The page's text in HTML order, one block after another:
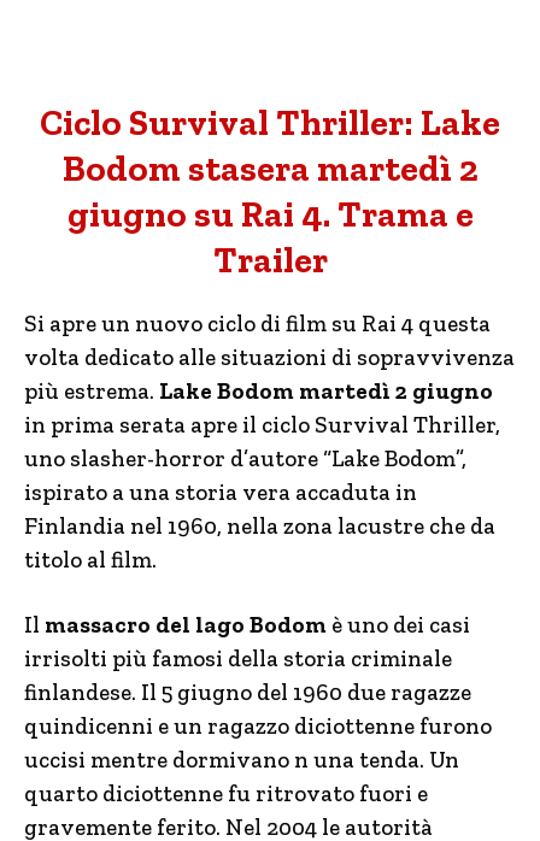
Ciclo Survival Thriller: Lake
Bodom stasera martedì 2
giugno su Rai 4. Trama e
Trailer
Si apre un nuovo ciclo di film su Rai 4 questa
volta dedicato alle situazioni di sopravvivenza
più estrema. Lake Bodom martedì 2 giugno
in prima serata apre il ciclo Survival Thriller,
uno slasher-horror d’autore “Lake Bodom”,
ispirato a una storia vera accaduta in
Finlandia nel 1960, nella zona lacustre che da
titolo al film.
Il massacro del lago Bodom è uno dei casi
irrisolti più famosi della storia criminale
finlandese. Il 5 giugno del 1960 due ragazze
quindicenni e un ragazzo diciottenne furono
uccisi mentre dormivano n una tenda. Un
quarto diciottenne fu ritrovato fuori e
gravemente ferito. Nel 2004 le autorità